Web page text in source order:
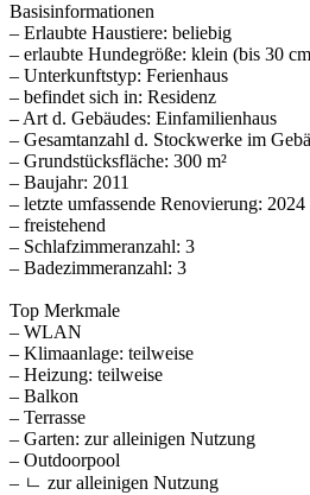
Basisinformationen
– Erlaubte Haustiere: beliebig
– erlaubte Hundegröße: klein (bis 30
– Unterkunftstyp: Ferienhaus
– befindet sich in: Residenz
– Art d. Gebäudes: Einfamilienhaus
– Gesamtanzahl d. Stockwerke im
– Grundstücksfläche: 300 m²
– Baujahr: 2011
– letzte umfassende Renovierung: 2024
– freistehend
– Schlafzimmeranzahl: 3
– Badezimmeranzahl: 3
Top Merkmale
– WLAN
– Klimaanlage: teilweise
– Heizung: teilweise
– Balkon
– Terrasse
– Garten: zur alleinigen Nutzung
– Outdoorpool
– ㄴ zur alleinigen Nutzung